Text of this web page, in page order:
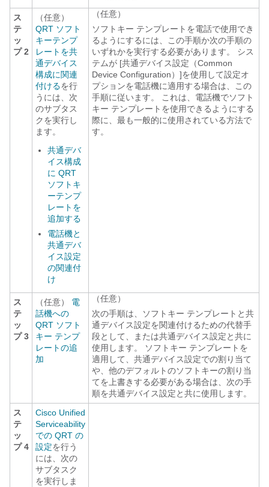
ス
テ
ッ
プ 2
（任意）
QRT ソフト
キーテンプ
レートを共
通デバイス
構成に関連
付けるを行
うには、次
のサブタス
クを実行し
ます。
共通デバ
イス構成
に QRT
ソフトキ
ーテンプ
レートを
追加する
電話機と
共通デバ
イス設定
の関連付
け
（任意）
ソフトキー テンプレートを電話で使用でき
るようにするには、この手順か次の手順の
いずれかを実行する必要があります。 シス
テムが [共通デバイス設定（Common
Device Configuration）]を使用して設定オ
プションを電話機に適用する場合は、この
手順に従います。 これは、電話機でソフト
キー テンプレートを使用できるようにする
際に、最も一般的に使用されている方法で
す。
ス
テ
ッ
プ 3
（任意） 電
話機への
QRT ソフト
キー テンプ
レートの追
加
（任意）
次の手順は、ソフトキー テンプレートと共
通デバイス設定を関連付けるための代替手
段として、または共通デバイス設定と共に
使用します。 ソフトキー テンプレートを
適用して、共通デバイス設定での割り当て
や、他のデフォルトのソフトキーの割り当
てを上書きする必要がある場合は、次の手
順を共通デバイス設定と共に使用します。
ス
テ
ッ
プ 4
Cisco Unified
Serviceability
での QRT の
設定を行う
には、次の
サブタスク
を実行しま